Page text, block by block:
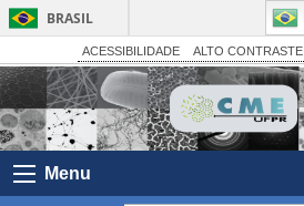
BRASIL
ACESSIBILIDADE ALTO CONTRASTE
Menu